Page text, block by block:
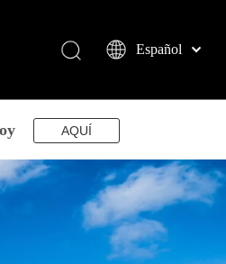
Español
简体中文
Pусский
Português
Deutsch
Italiano
AQUÍ